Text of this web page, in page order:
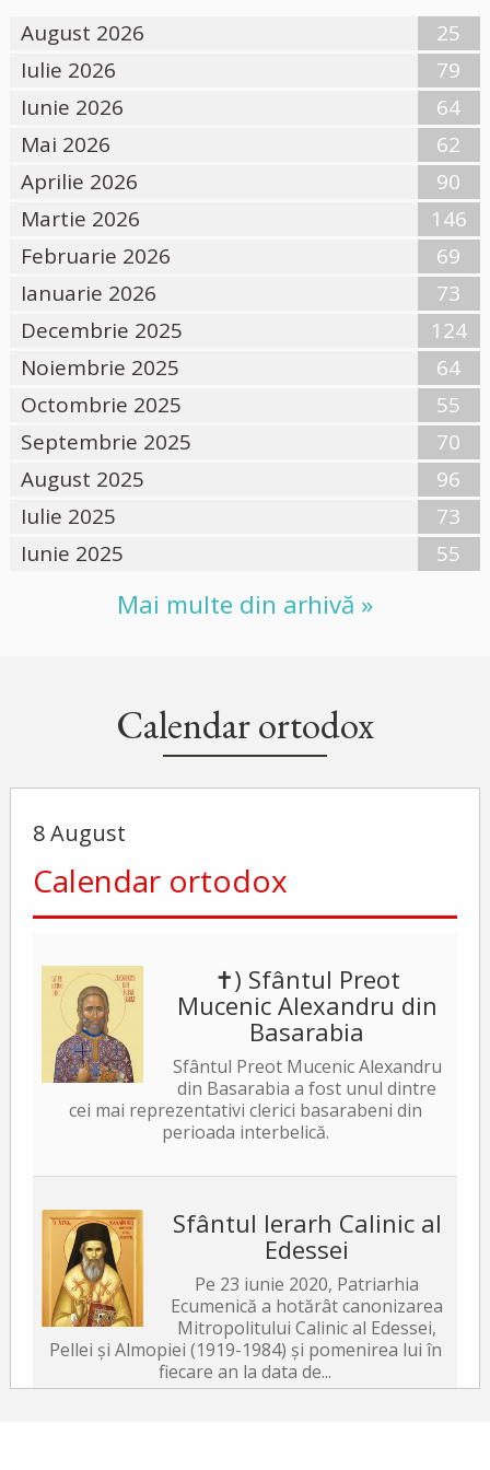
August 2026
25
Iulie 2026
79
Iunie 2026
64
Mai 2026
62
Aprilie 2026
90
Martie 2026
146
Februarie 2026
69
Ianuarie 2026
73
Decembrie 2025
124
Noiembrie 2025
64
Octombrie 2025
55
Septembrie 2025
70
August 2025
96
Iulie 2025
73
Iunie 2025
55
Mai multe din arhivă »
Calendar ortodox
8 August
Calendar ortodox
✝) Sfântul Preot
Mucenic Alexandru din
Basarabia
Sfântul Preot Mucenic Alexandru
din Basarabia a fost unul dintre
cei mai reprezentativi clerici basarabeni din
perioada interbelică.
Sfântul Ierarh Calinic al
Edessei
Pe 23 iunie 2020, Patriarhia
Ecumenică a hotărât canonizarea
Mitropolitului Calinic al Edessei,
Pellei și Almopiei (1919-1984) și pomenirea lui în
fiecare an la data de...